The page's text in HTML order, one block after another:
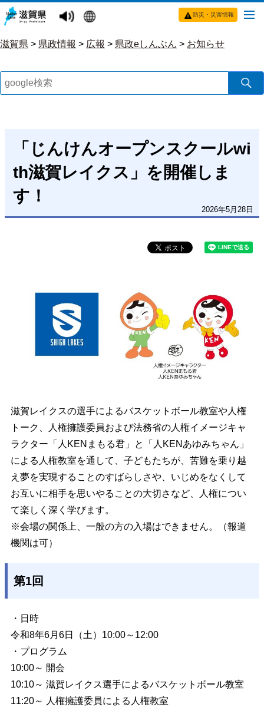
防災・災害情報
滋賀県 > 県政情報 > 広報 > 県政eしんぶん > お知らせ
「じんけんオープンスクールwi
th滋賀レイクス」を開催しま
す！
2026年5月28日
滋賀レイクスの選手によるバスケットボール教室や人権
トーク、人権擁護委員および法務省の人権イメージキャ
ラクター「人KENまもる君」と「人KENあゆみちゃん」
による人権教室を通して、子どもたちが、苦難を乗り越
え夢を実現することのすばらしさや、いじめをなくして
お互いに相手を思いやることの大切さなど、人権につい
て楽しく深く学びます。
※会場の関係上、一般の方の入場はできません。（報道
機関は可）
第1回
・日時
令和8年6月6日（土）10:00～12:00
・プログラム
10:00～ 開会
10:10～ 滋賀レイクス選手によるバスケットボール教室
11:20～ 人権擁護委員による人権教室